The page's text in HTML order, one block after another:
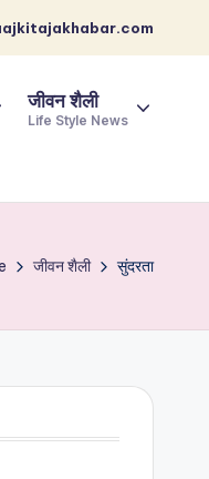
जीवन शैली
Life Style News
जीवन शैली सुंदरता